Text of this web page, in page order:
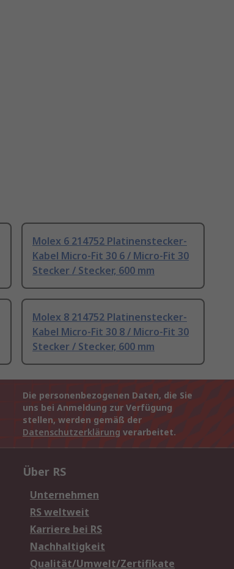
Molex 6 214752 Platinenstecker-
Kabel Micro-Fit 30 6 / Micro-Fit 30
Stecker / Stecker, 600 mm
Molex 8 214752 Platinenstecker-
Kabel Micro-Fit 30 8 / Micro-Fit 30
Stecker / Stecker, 600 mm
Die personenbezogenen Daten, die Sie
uns bei Anmeldung zur Verfügung
stellen, werden gemäß der
Datenschutzerklärung verarbeitet.
Über RS
Unternehmen
RS weltweit
Karriere bei RS
Nachhaltigkeit
Qualität/Umwelt/Zertifikate